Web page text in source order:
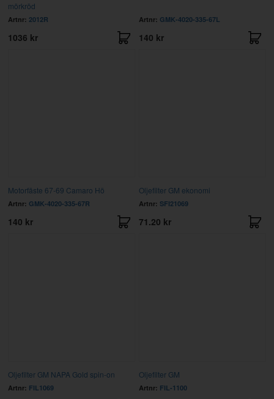
mörkröd
Artnr: 2012R
1036 kr
Artnr: GMK-4020-335-67L
140 kr
Motorfäste 67-69 Camaro Hö
Artnr: GMK-4020-335-67R
140 kr
Oljefilter GM ekonomi
Artnr: SFI21069
71.20 kr
Oljefilter GM NAPA Gold spin-on
Artnr: FIL1069
Oljefilter GM
Artnr: FIL-1100